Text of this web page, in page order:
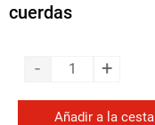
cuerdas
- +
Añadir a la cesta